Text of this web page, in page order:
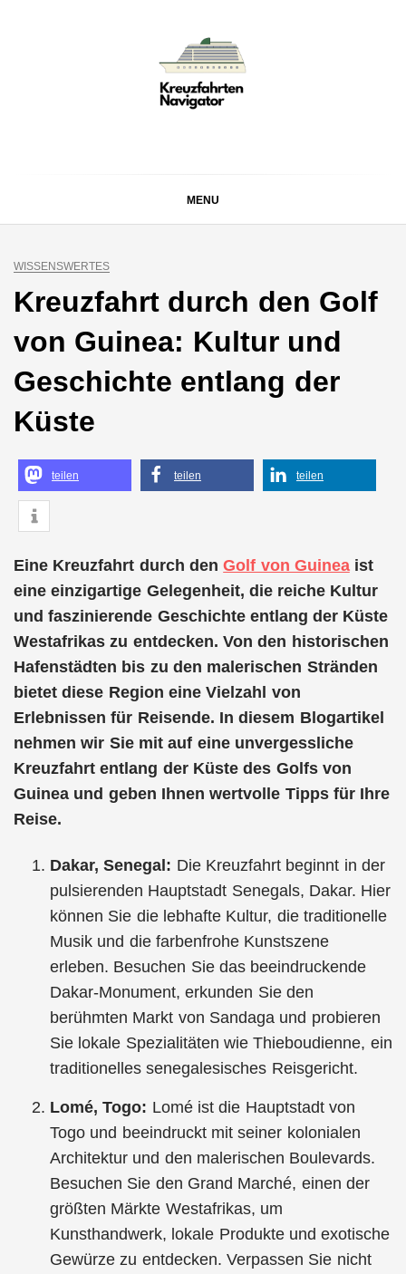
MENU
WISSENSWERTES
Kreuzfahrt durch den Golf
von Guinea: Kultur und
Geschichte entlang der
Küste
teilen teilen teilen
Eine Kreuzfahrt durch denGolf von Guineaist
eine einzigartige Gelegenheit, die reiche Kultur
und faszinierende Geschichte entlang der Küste
Westafrikas zu entdecken. Von den historischen
Hafenstädten bis zu den malerischen Stränden
bietet diese Region eine Vielzahl von
Erlebnissen für Reisende. In diesem Blogartikel
nehmen wir Sie mit auf eine unvergessliche
Kreuzfahrt entlang der Küste des Golfs von
Guinea und geben Ihnen wertvolle Tipps für Ihre
Reise.
Dakar, Senegal: Die Kreuzfahrt beginnt in der
pulsierenden Hauptstadt Senegals, Dakar. Hier
können Sie die lebhafte Kultur, die traditionelle
Musik und die farbenfrohe Kunstszene
erleben. Besuchen Sie das beeindruckende
Dakar-Monument, erkunden Sie den
berühmten Markt von Sandaga und probieren
Sie lokale Spezialitäten wie Thieboudienne, ein
traditionelles senegalesisches Reisgericht.
Lomé, Togo: Lomé ist die Hauptstadt von
Togo und beeindruckt mit seiner kolonialen
Architektur und den malerischen Boulevards.
Besuchen Sie den Grand Marché, einen der
größten Märkte Westafrikas, um
Kunsthandwerk, lokale Produkte und exotische
Gewürze zu entdecken. Verpassen Sie nicht